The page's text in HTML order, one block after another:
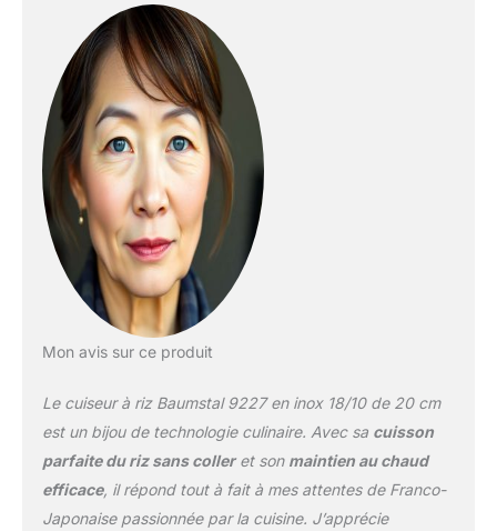
graines débutent leur
cuisson dans l'eau et la
terminent à la vapeur.
Dimensions : 18 cm
Température four: 280
Mon avis sur ce produit
Le cuiseur à riz Baumstal 9227 en inox 18/10 de 20 cm
est un bijou de technologie culinaire. Avec sa cuisson
parfaite du riz sans colleret son maintien au chaud
efficace, il répond tout à fait à mes attentes de Franco-
Japonaise passionnée par la cuisine. J’apprécie